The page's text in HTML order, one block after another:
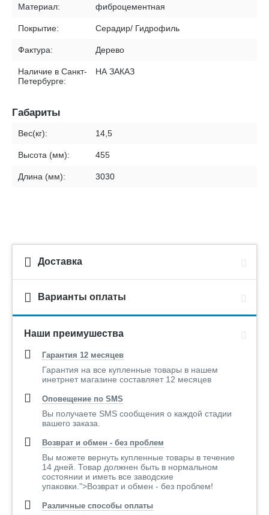
Материал: фиброцементная
Покрытие: Серадир/ Гидрофиль
Фактура: Дерево
Наличие в Санкт-
Петербурге:
НА ЗАКАЗ
Габариты
Вес(кг): 14,5
Высота (мм): 455
Длина (мм): 3030
Доставка
Варианты оплаты
Наши преимушества
Гарантия 12 месяцев
Гарантия на все купленные товары в нашем
инетрнет магазине составляет 12 месяцев
Оповещение по SMS
Вы получаете SMS сообщения о каждой стадии
вашего заказа.
Возврат и обмен - без проблем
Вы можете вернуть купленные товары в течение
14 дней. Товар должнен быть в нормальном
состоянии и иметь все заводские
упаковки.">Возврат и обмен - без проблем!
Различные способы оплаты